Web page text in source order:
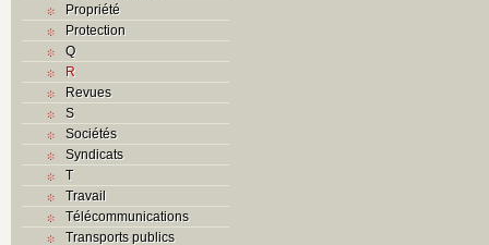
Propriété
Protection
Q
R
Revues
S
Sociétés
Syndicats
T
Travail
Télécommunications
Transports publics